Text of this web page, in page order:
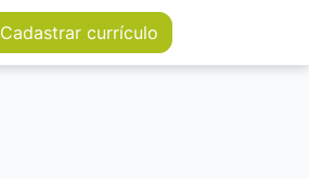
Cadastrar currículo